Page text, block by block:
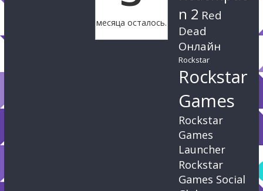
месяца осталось.
n 2 Red
Dead
Онлайн
Rockstar
Rockstar
Games
Rockstar
Games
Launcher
Rockstar
Games Social